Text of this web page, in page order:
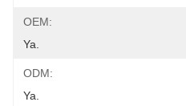
OEM:
Ya.
ODM:
Ya.